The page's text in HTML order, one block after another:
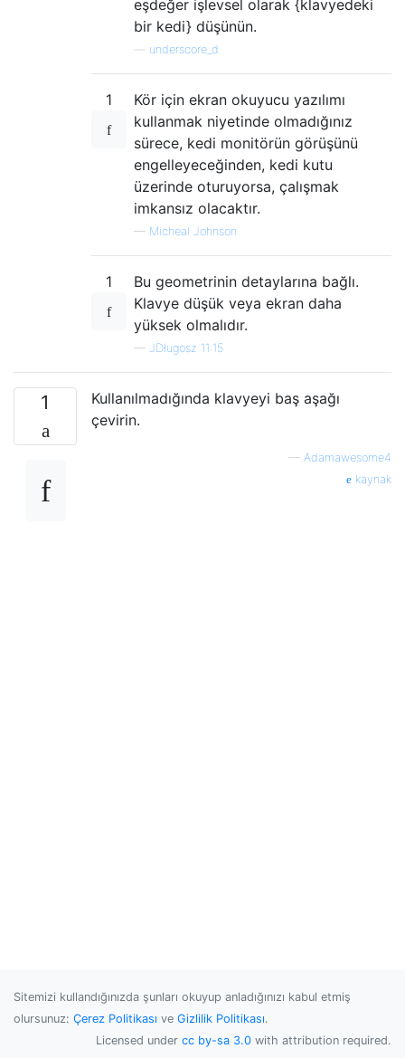
eşdeğer işlevsel olarak {klavyedeki
bir kedi} düşünün.
underscore_d
1
Kör için ekran okuyucu yazılımı
kullanmak niyetinde olmadığınız
sürece, kedi monitörün görüşünü
engelleyeceğinden, kedi kutu
üzerinde oturuyorsa, çalışmak
imkansız olacaktır.
— Micheal Johnson
1
Bu geometrinin detaylarına bağlı.
Klavye düşük veya ekran daha
yüksek olmalıdır.
— JDługosz 11:15
1
Kullanılmadığında klavyeyi baş aşağı
çevirin.
— Adamawesome4
kaynak
Sitemizi kullandığınızda şunları okuyup anladığınızı kabul etmiş
olursunuz: Çerez Politikası ve Gizlilik Politikası.
Licensed under cc by-sa 3.0 with attribution required.